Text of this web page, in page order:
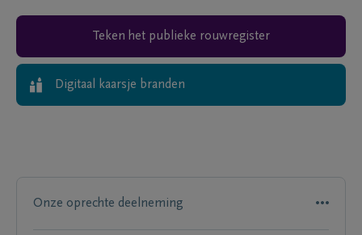
Teken het publieke rouwregister
Digitaal kaarsje branden
Onze oprechte deelneming